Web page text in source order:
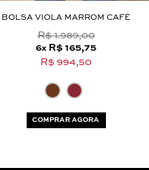
BOLSA VIOLA MARROM CAFÉ
R$ 1.989,00
6x R$ 165,75
R$ 994,50
COMPRAR AGORA